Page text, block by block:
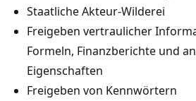
Staatliche Akteur-Wilderei
Freigeben vertraulicher
Formeln, Finanzberichte und
Eigenschaften
Freigeben von Kennwörtern